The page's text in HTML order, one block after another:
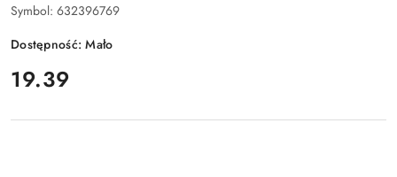
Symbol: 632396769
Dostępność:Mało
cena:
19.39